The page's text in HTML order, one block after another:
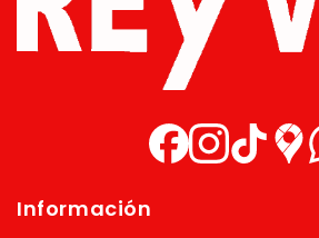
Información